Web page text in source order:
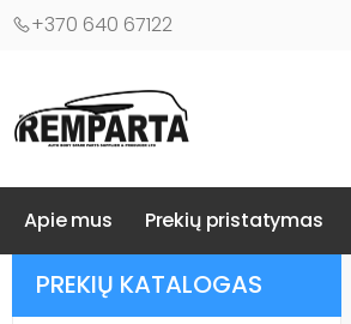
+370 640 67122
Apie mus Prekių pristatymas
PREKIŲ KATALOGAS